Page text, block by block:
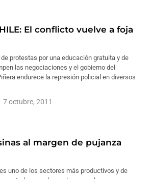
El conflicto vuelve a foja
protestas por una educación gratuita y de
las negociaciones y el gobierno del
endurece la represión policial en diversos
7 octubre, 2011
al margen de pujanza
uno de los sectores más productivos y de